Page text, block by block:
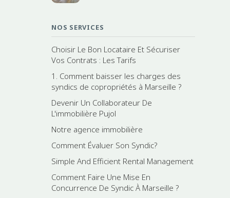
NOS SERVICES
Choisir Le Bon Locataire Et Sécuriser
Vos Contrats : Les Tarifs
1. Comment baisser les charges des
syndics de copropriétés à Marseille ?
Devenir Un Collaborateur De
L'immobilière Pujol
Notre agence immobilière
Comment Évaluer Son Syndic?
Simple And Efficient Rental Management
Comment Faire Une Mise En
Concurrence De Syndic À Marseille ?